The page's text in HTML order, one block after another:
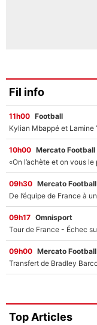
Fil info
11h00 Football
10h00 Mercato Football
09h30 Mercato Football
09h17 Omnisport
09h00 Mercato Football
Top Articles